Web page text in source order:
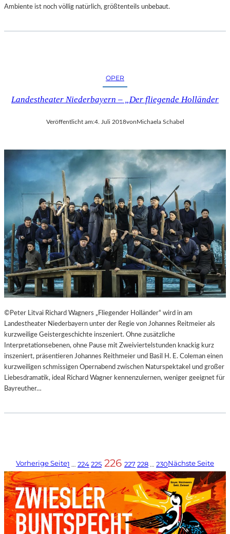
Ambiente ist noch völlig natürlich, größtenteils unbebaut.
OPER
Landestheater Niederbayern – „Der fliegende Holländer
Veröffentlicht am:4. Juli 2018vonMichaela Schabel
©Peter Litvai Richard Wagners „Fliegender Holländer“ wird in am
Landestheater Niederbayern unter der Regie von Johannes Reitmeier als
kurzweilige Geistergeschichte inszeniert. Ohne zusätzliche
Interpretationsebenen, ohne Pause mit Zweiviertelstunden knackig kurz
inszeniert, präsentieren Johannes Reithmeier und Basil H. E. Coleman einen
kurzweiligen schmissigen Opernabend zwischen Naturspektakel und großer
Liebesdramatik, ideal Richard Wagner kennenzulernen, weniger geeignet für
Bayreuther…
Vorherige Seite1 … 224225 226 227228… 230Nächste Seite